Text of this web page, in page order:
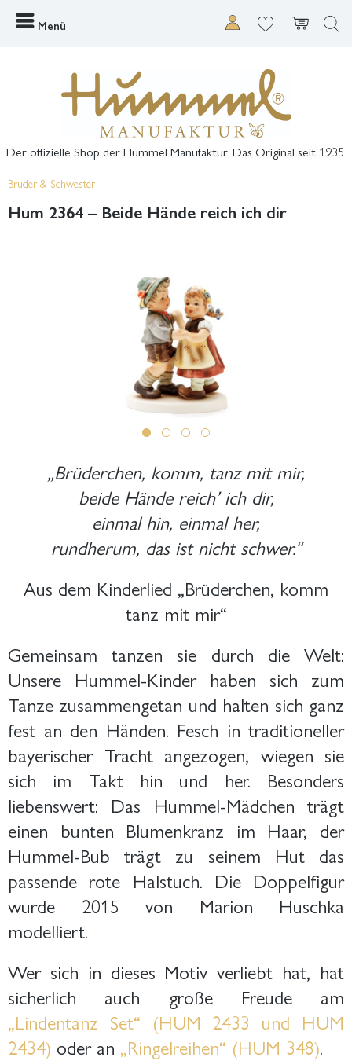
Menü
Der offizielle Shop der Hummel Manufaktur. Das Original seit 1935.
Bruder & Schwester
Hum 2364 – Beide Hände reich ich dir
„Brüderchen, komm, tanz mit mir,
beide Hände reich’ ich dir,
einmal hin, einmal her,
rundherum, das ist nicht schwer.“
Aus dem Kinderlied „Brüderchen, komm
tanz mit mir“
Gemeinsam tanzen sie durch die Welt:
Unsere Hummel-Kinder haben sich zum
Tanze zusammengetan und halten sich ganz
fest an den Händen. Fesch in traditioneller
bayerischer Tracht angezogen, wiegen sie
sich im Takt hin und her. Besonders
liebenswert: Das Hummel-Mädchen trägt
einen bunten Blumenkranz im Haar, der
Hummel-Bub trägt zu seinem Hut das
passende rote Halstuch. Die Doppelfigur
wurde 2015 von Marion Huschka
modelliert.
Wer sich in dieses Motiv verliebt hat, hat
sicherlich auch große Freude am
„Lindentanz Set“ (HUM 2433 und HUM
2434) oder an „Ringelreihen“ (HUM 348).